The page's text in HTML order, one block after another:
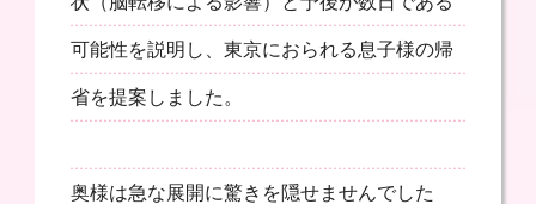
可能性を説明し、東京におられる息子様の帰
省を提案しました。
奥様は急な展開に驚きを隠せませんでした